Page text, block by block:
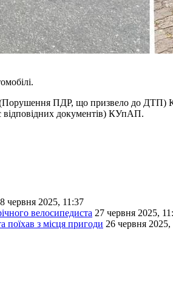
ПДР, що призвело до ДТП)
відповідних документів) КУпАП.
червня 2025, 11:37
велосипедиста 27 червня 2025,
поїхав з місця пригоди 26 червня 2025,